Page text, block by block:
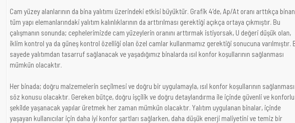
Cam yüzey alanlarının da bina yalıtımı üzerindeki etkisi büyüktür. Grafik 4’de, Ap/At oranı arttıkça
tüm yapı elemanlarındaki yalıtım kalınlıklarının da arttırılması gerektiği açıkça ortaya çıkmıştır. Bu
çalışmanın sonunda; cephelerimizde cam yüzeylerin oranını arttırmak istiyorsak, U değeri düşük olan,
iklim kontrol ya da güneş kontrol özelliği olan özel camlar kullanmamız gerektiği sonucuna varılmıştır.
sayede yalıtımdan tasarruf sağlanacak ve yaşadığımız binalarda ısıl konfor koşullarının sağlanması
mümkün olacaktır.
Her binada; doğru malzemelerin seçilmesi ve doğru bir uygulamayla, ısıl konfor koşullarının sağlanması
söz konusu olacaktır. Gereken bütçe, doğru işçilik ve doğru detaylandırma ile içinde güvenli ve konforlu
şekilde yaşanacak yapılar üretmek her zaman mümkün olacaktır. Yalıtım uygulanan binalar, içinde
yaşayan kullanıcılar için daha iyi konfor şartları sağlarken, daha düşük enerji maliyetini ve temiz bir